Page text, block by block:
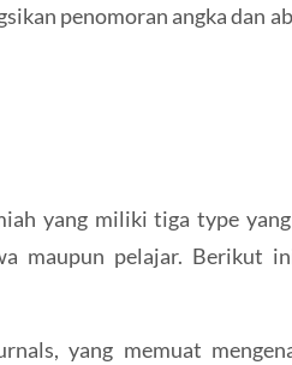
penomoran angka dan
yang miliki tiga type
maupun pelajar. Berikut
yang memuat